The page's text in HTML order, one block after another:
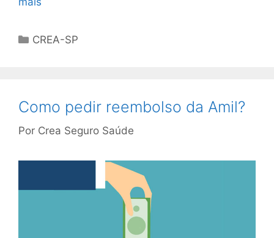
CREA-SP
Como pedir reembolso da Amil?
Por Crea Seguro Saúde